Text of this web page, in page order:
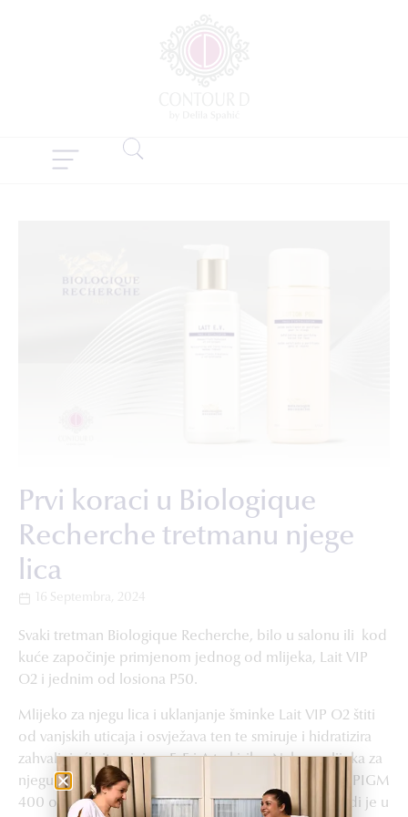
Prvi koraci u Biologique
Recherche tretmanu njege
lica
16 Septembra, 2024
Svaki tretman Biologique Recherche, bilo u salonu ili kod
kuće započinje primjenom jednog od mlijeka, Lait VIP
O2 i jednim od losiona P50.
Mlijeko za njegu lica i uklanjanje šminke Lait VIP O2 štiti
od vanjskih uticaja i osvježava ten te smiruje i hidratizira
zahvaljujući vitaminima F, E i A te kisiku. Nakon mlijeka za
njegu lica nanosi se Lotion P50 (ili P50V, P50W, P50 PIGM
400 ovisno o tipu kože) koji regulira Ph kože i dovodi je u